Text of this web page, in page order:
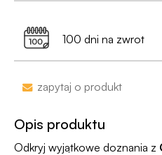
• Na etykiecie
Dyskrecji — jeśli ją
kolejny dzień roboczy.
przy zamówieniu za
100 dni na zwrot
100 dni na zwrot. Sam
programu Wygodne
zapytaj o produkt
Opis produktu
Odkryj wyjątkowe doznania z